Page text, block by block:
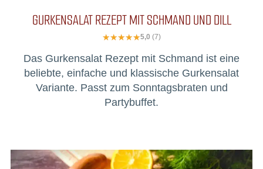
GURKENSALAT REZEPT MIT SCHMAND UND DILL
5,0 (7)
Das Gurkensalat Rezept mit Schmand ist eine
beliebte, einfache und klassische Gurkensalat
Variante. Passt zum Sonntagsbraten und
Partybuffet.